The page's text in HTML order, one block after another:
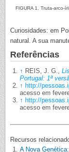
FIGURA 1. Truta-arco-
Curiosidades: em
natural. A sua
Referências
↑ REIS, J. G.,
Portugal: 1ª
↑ http://
acesso em
↑ http://
acesso em
Recursos
A Nova